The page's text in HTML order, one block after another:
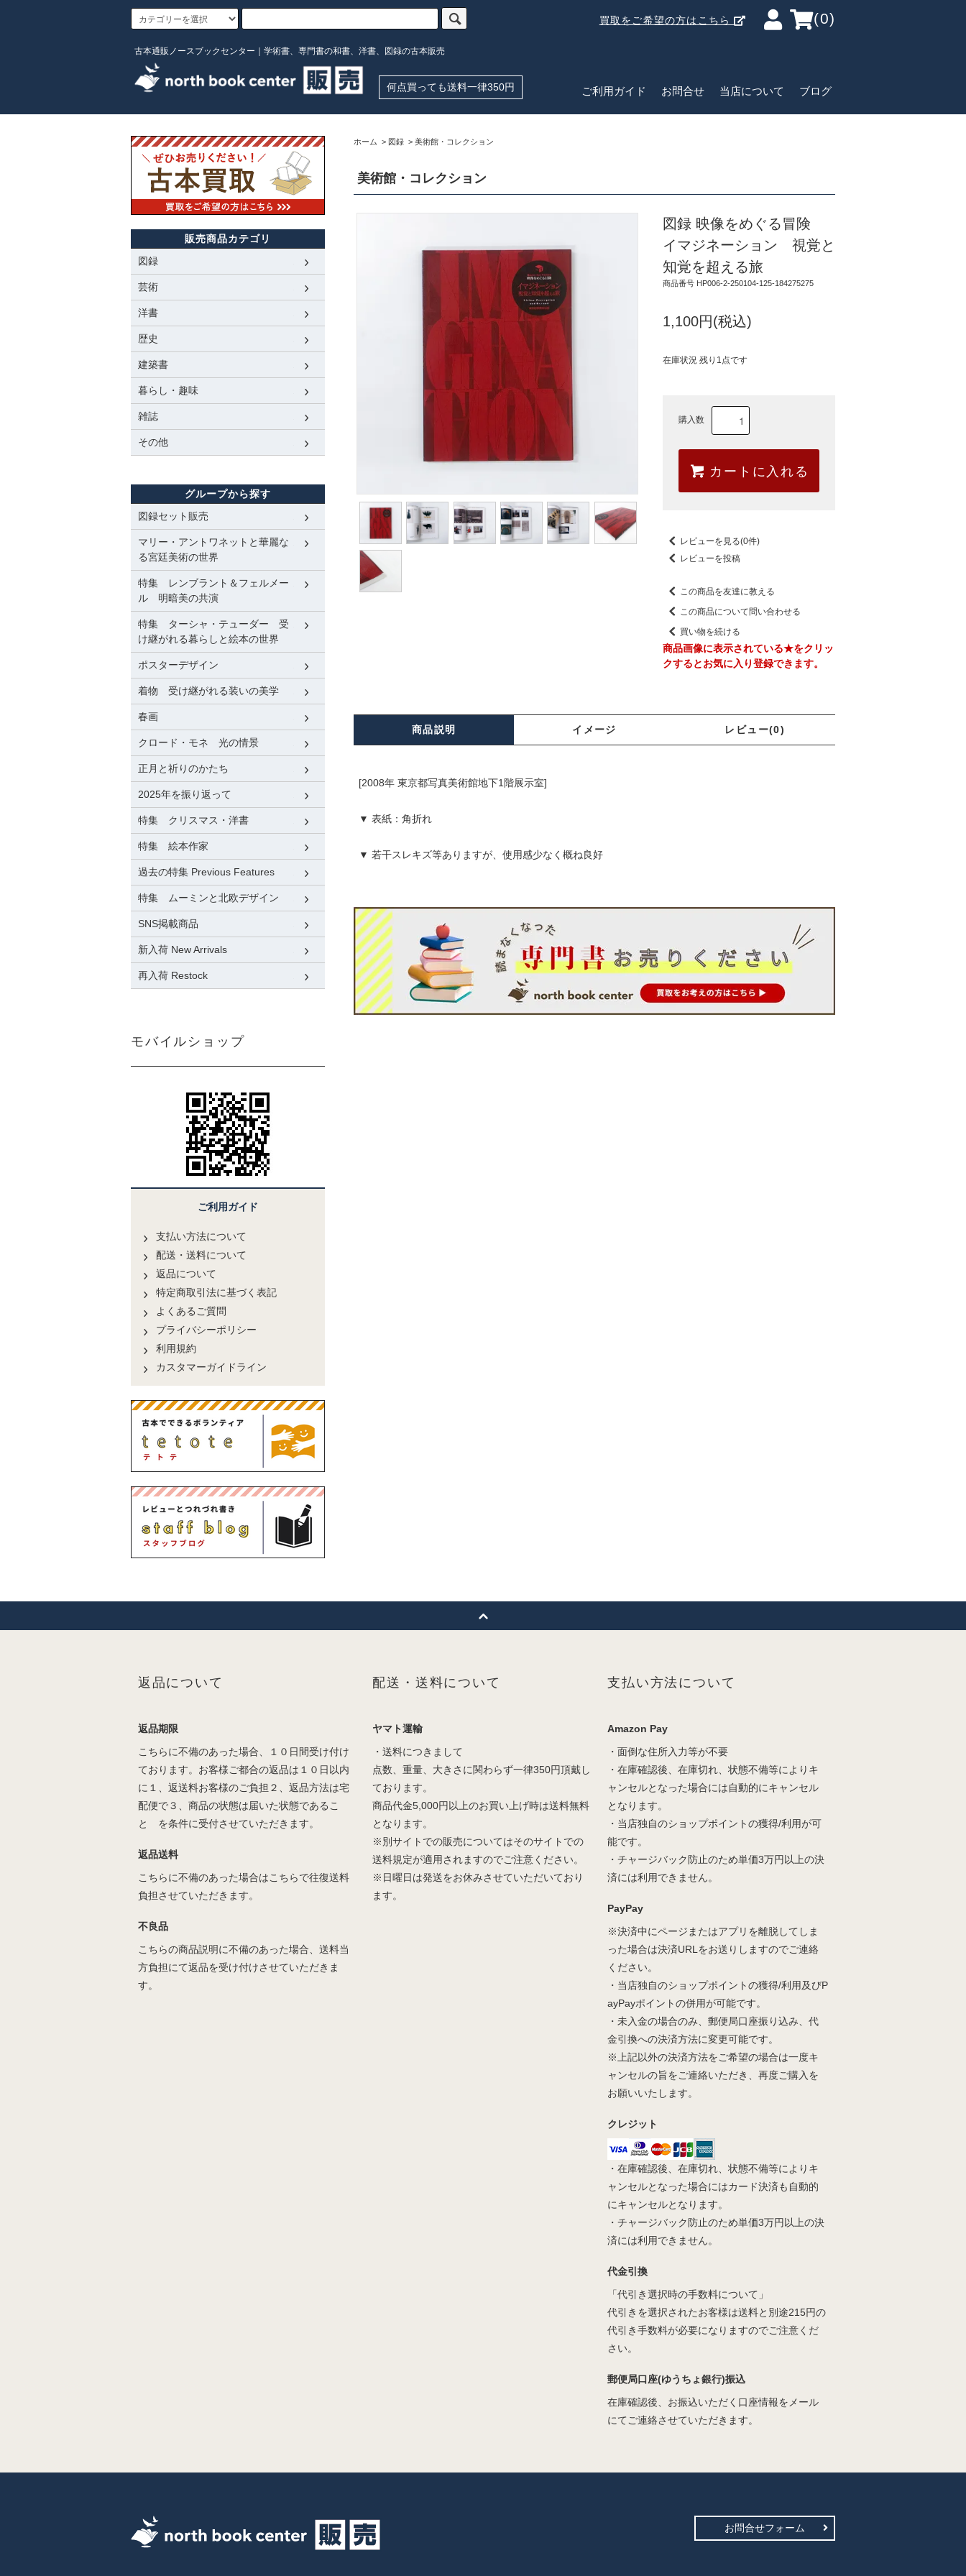
買取をご希望の方はこちら (0)
古本通販ノースブックセンター｜学術書、専門書の和書、洋書、図録の古本販売
何点買っても送料一律350円 ご利用ガイド お問合せ 当店について ブログ
ホーム > 図録 > 美術館・コレクション
美術館・コレクション
図録 映像をめぐる冒険
イマジネーション 視覚と
知覚を超える旅
商品番号 HP006-2-250104-125-184275275
1,100円(税込)
在庫状況 残り1点です
購入数
カートに入れる
レビューを見る(0件)
レビューを投稿
この商品を友達に教える
この商品について問い合わせる
買い物を続ける
商品画像に表示されている★をクリッ
クするとお気に入り登録できます。
商品説明 イメージ レビュー(0)
[2008年 東京都写真美術館地下1階展示室]
▼ 表紙：角折れ
▼ 若干スレキズ等ありますが、使用感少なく概ね良好
販売商品カテゴリ
図録
芸術
洋書
歴史
建築書
暮らし・趣味
雑誌
その他
グループから探す
図録セット販売
マリー・アントワネットと華麗な
る宮廷美術の世界
特集 レンブラント＆フェルメー
ル 明暗美の共演
特集 ターシャ・テューダー 受
け継がれる暮らしと絵本の世界
ポスターデザイン
着物 受け継がれる装いの美学
春画
クロード・モネ 光の情景
正月と祈りのかたち
2025年を振り返って
特集 クリスマス・洋書
特集 絵本作家
過去の特集 Previous Features
特集 ムーミンと北欧デザイン
SNS掲載商品
新入荷 New Arrivals
再入荷 Restock
モバイルショップ
ご利用ガイド
支払い方法について
配送・送料について
返品について
特定商取引法に基づく表記
よくあるご質問
プライバシーポリシー
利用規約
カスタマーガイドライン
返品について
返品期限
こちらに不備のあった場合、１０日間受け付け
ております。お客様ご都合の返品は１０日以内
に１、返送料お客様のご負担２、返品方法は宅
配便で３、商品の状態は届いた状態であるこ
と を条件に受付させていただきます。
返品送料
こちらに不備のあった場合はこちらで往復送料
負担させていただきます。
不良品
こちらの商品説明に不備のあった場合、送料当
方負担にて返品を受け付けさせていただきま
す。
配送・送料について
ヤマト運輸
・送料につきまして
点数、重量、大きさに関わらず一律350円頂戴し
ております。
商品代金5,000円以上のお買い上げ時は送料無料
となります。
※別サイトでの販売についてはそのサイトでの
送料規定が適用されますのでご注意ください。
※日曜日は発送をお休みさせていただいており
ます。
支払い方法について
Amazon Pay
・面倒な住所入力等が不要
・在庫確認後、在庫切れ、状態不備等によりキ
ャンセルとなった場合には自動的にキャンセル
となります。
・当店独自のショップポイントの獲得/利用が可
能です。
・チャージバック防止のため単価3万円以上の決
済には利用できません。
PayPay
※決済中にページまたはアプリを離脱してしま
った場合は決済URLをお送りしますのでご連絡
ください。
・当店独自のショップポイントの獲得/利用及びP
ayPayポイントの併用が可能です。
・未入金の場合のみ、郵便局口座振り込み、代
金引換への決済方法に変更可能です。
※上記以外の決済方法をご希望の場合は一度キ
ャンセルの旨をご連絡いただき、再度ご購入を
お願いいたします。
クレジット
・在庫確認後、在庫切れ、状態不備等によりキ
ャンセルとなった場合にはカード決済も自動的
にキャンセルとなります。
・チャージバック防止のため単価3万円以上の決
済には利用できません。
代金引換
「代引き選択時の手数料について」
代引きを選択されたお客様は送料と別途215円の
代引き手数料が必要になりますのでご注意くだ
さい。
郵便局口座(ゆうちょ銀行)振込
在庫確認後、お振込いただく口座情報をメール
にてご連絡させていただきます。
お問合せフォーム